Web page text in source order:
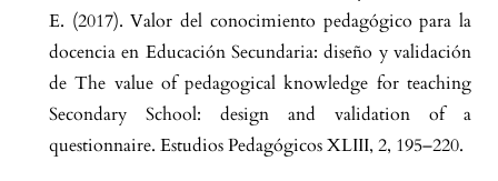
E. (2017). Valor del conocimiento pedagógico para la
docencia en Educación Secundaria: diseño y validación
de The value of pedagogical knowledge for teaching
Secondary School: design and validation of a
questionnaire. Estudios Pedagógicos XLIII, 2, 195–220.